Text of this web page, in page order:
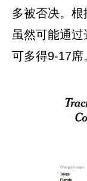
多被否决。
虽然可能通
可多得9-17席